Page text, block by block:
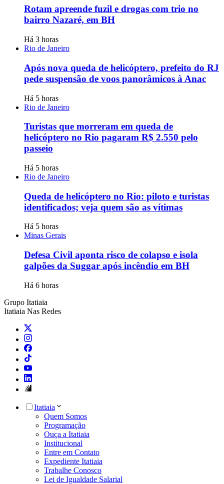
Rotam apreende fuzil e drogas com trio no
bairro Nazaré, em BH
Há 3 horas
Rio de Janeiro
Após nova queda de helicóptero, prefeito do RJ
pede suspensão de voos panorâmicos à Anac
Há 5 horas
Rio de Janeiro
Turistas que morreram em queda de
helicóptero no Rio pagaram R$ 2.550 pelo
passeio
Há 5 horas
Rio de Janeiro
Queda de helicóptero no Rio: piloto e turistas
identificados; veja quem são as vítimas
Há 5 horas
Minas Gerais
Defesa Civil aponta risco de colapso e isola
galpões da Suggar após incêndio em BH
Há 6 horas
Grupo Itatiaia
Itatiaia Nas Redes
Itatiaia
Quem Somos
Programação
Ouça a Itatiaia
Institucional
Entre em Contato
Expediente Itatiaia
Trabalhe Conosco
Lei de Igualdade Salarial